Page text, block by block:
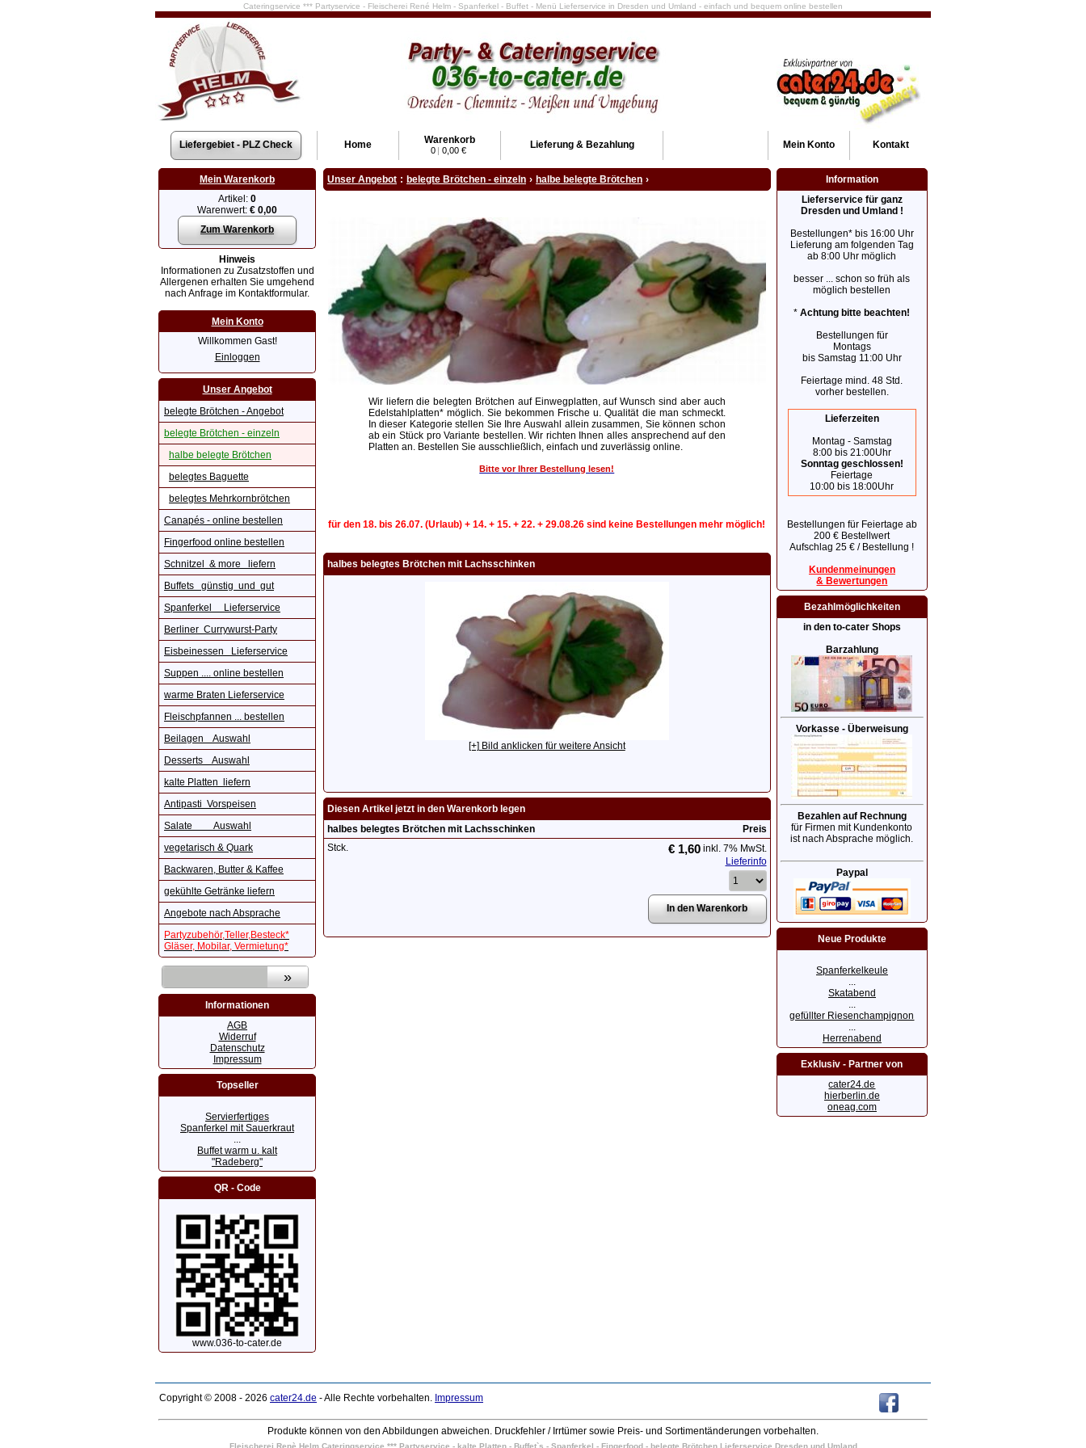
Cateringservice *** Partyservice - Fleischerei René Helm - Spanferkel - Buffet - Menü Lieferservice in Dresden und Umland - einfach und bequem online bestellen
Liefergebiet - PLZ Check Home Warenkorb
0 | 0,00 € Lieferung & Bezahlung Kontakt
Mein Konto
Mein Warenkorb
Artikel: 0
Warenwert: € 0,00
Zum Warenkorb
Hinweis
Informationen zu Zusatzstoffen und
Allergenen erhalten Sie umgehend
nach Anfrage im Kontaktformular.
Mein Konto
Willkommen Gast!
Einloggen
Unser Angebot
belegte Brötchen - Angebot
belegte Brötchen - einzeln
halbe belegte Brötchen
belegtes Baguette
belegtes Mehrkornbrötchen
Canapés - online bestellen
Fingerfood online bestellen
Schnitzel & more liefern
Buffets günstig und gut
Spanferkel Lieferservice
Berliner Currywurst-Party
Eisbeinessen Lieferservice
Suppen .... online bestellen
warme Braten Lieferservice
Fleischpfannen ... bestellen
Beilagen Auswahl
Desserts Auswahl
kalte Platten liefern
Antipasti Vorspeisen
Salate Auswahl
vegetarisch & Quark
Backwaren, Butter & Kaffee
gekühlte Getränke liefern
Angebote nach Absprache
Partyzubehör,Teller,Besteck*
Gläser, Mobilar, Vermietung*
Informationen
AGB
Widerruf
Datenschutz
Impressum
Topseller
Servierfertiges
Spanferkel mit Sauerkraut
...
Buffet warm u. kalt
"Radeberg"
QR - Code
www.036-to-cater.de
Unser Angebot : belegte Brötchen - einzeln › halbe belegte Brötchen ›
Wir liefern die belegten Brötchen auf Einwegplatten, auf Wunsch sind aber auch
Edelstahlplatten* möglich. Sie bekommen Frische u. Qualität die man schmeckt.
In dieser Kategorie stellen Sie Ihre Auswahl allein zusammen, Sie können schon
ab ein Stück pro Variante bestellen. Wir richten Ihnen alles ansprechend auf den
Platten an. Bestellen Sie ausschließlich, einfach und zuverlässig online.
Bitte vor Ihrer Bestellung lesen!
für den 18. bis 26.07. (Urlaub) + 14. + 15. + 22. + 29.08.26 sind keine Bestellungen mehr möglich!
halbes belegtes Brötchen mit Lachsschinken
[+] Bild anklicken für weitere Ansicht
Diesen Artikel jetzt in den Warenkorb legen
halbes belegtes Brötchen mit Lachsschinken
Preis
Stck.
€ 1,60inkl. 7% MwSt.
Lieferinfo
Information
Lieferservice für ganz
Dresden und Umland !
Bestellungen* bis 16:00 Uhr
Lieferung am folgenden Tag
ab 8:00 Uhr möglich
besser ... schon so früh als
möglich bestellen
*Achtung bitte beachten!
Bestellungen für
Montags
bis Samstag 11:00 Uhr
Feiertage mind. 48 Std.
vorher bestellen.
Lieferzeiten
Montag - Samstag
8:00 bis 21:00Uhr
Sonntag geschlossen!
Feiertage
10:00 bis 18:00Uhr
Bestellungen für Feiertage ab
200 € Bestellwert
Aufschlag 25 € / Bestellung !
Kundenmeinungen
& Bewertungen
Bezahlmöglichkeiten
in den to-cater Shops
Barzahlung
Vorkasse - Überweisung
Bezahlen auf Rechnung
für Firmen mit Kundenkonto
ist nach Absprache möglich.
Paypal
Neue Produkte
Spanferkelkeule
...
Skatabend
...
gefüllter Riesenchampignon
...
Herrenabend
Exklusiv - Partner von
cater24.de
hierberlin.de
oneag.com
Copyright © 2008 - 2026 cater24.de - Alle Rechte vorbehalten. Impressum
Produkte können von den Abbildungen abweichen. Druckfehler / Irrtümer sowie Preis- und Sortimentänderungen vorbehalten.
Fleischerei Renè Helm Cateringservice *** Partyservice - kalte Platten - Buffet`s - Spanferkel - Fingerfood - belegte Brötchen Lieferservice Dresden und Umland